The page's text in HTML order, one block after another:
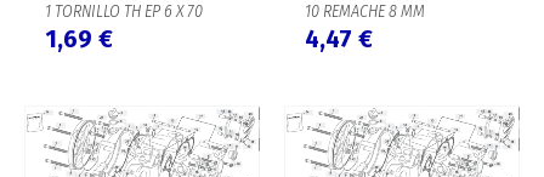
1 TORNILLO TH EP 6 X 70
1,69 €
10 REMACHE 8 MM
4,47 €